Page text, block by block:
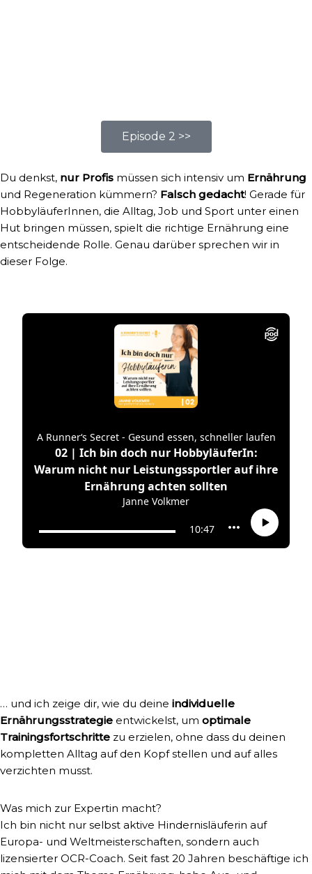
Episode 2 >>
Du denkst, nur Profis müssen sich intensiv um Ernährung
und Regeneration kümmern? Falsch gedacht! Gerade für
HobbyläuferInnen, die Alltag, Job und Sport unter einen
Hut bringen müssen, spielt die richtige Ernährung eine
entscheidende Rolle. Genau darüber sprechen wir in
dieser Folge.
… und ich zeige dir, wie du deine individuelle
Ernährungsstrategie entwickelst, um optimale
Trainingsfortschritte zu erzielen, ohne dass du deinen
kompletten Alltag auf den Kopf stellen und auf alles
verzichten musst.
Was mich zur Expertin macht?
Ich bin nicht nur selbst aktive Hindernisläuferin auf
Europa- und Weltmeisterschaften, sondern auch
lizensierter OCR-Coach. Seit fast 20 Jahren beschäftige ich